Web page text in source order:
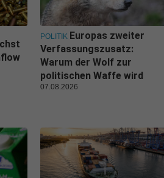
POLITIK Europas zweiter
Verfassungszusatz:
Warum der Wolf zur
politischen Waffe wird
07.08.2026